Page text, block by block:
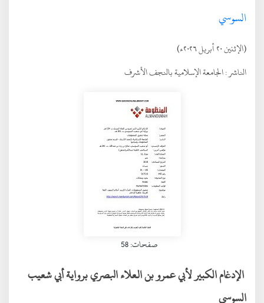
السوسي
(الإثنين ٢٠ أبريل ٢٠٢٦ء)
الناشر :الجامعة الإسلامية بالنجف الأشرف
صفحات: 58
الإدغام الكبير لأبي عمرو بن العلاء البصري برواية أبي شعيب
السوسي